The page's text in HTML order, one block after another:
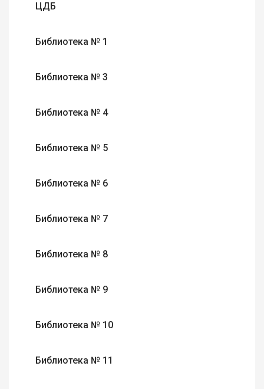
ЦДБ
Библиотека № 1
Библиотека № 3
Библиотека № 4
Библиотека № 5
Библиотека № 6
Библиотека № 7
Библиотека № 8
Библиотека № 9
Библиотека № 10
Библиотека № 11